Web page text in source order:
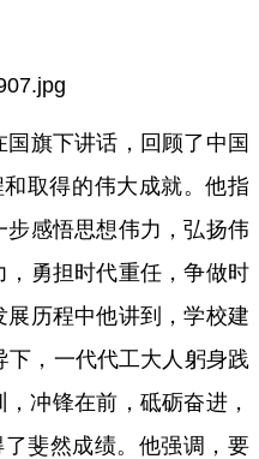
旗下讲话，回顾了中国
取得的伟大成就。他指
感悟思想伟力，弘扬伟
勇担时代重任，争做时
历程中他讲到，学校建
下，一代代工大人躬身践
冲锋在前，砥砺奋进，
了斐然成绩。他强调，要